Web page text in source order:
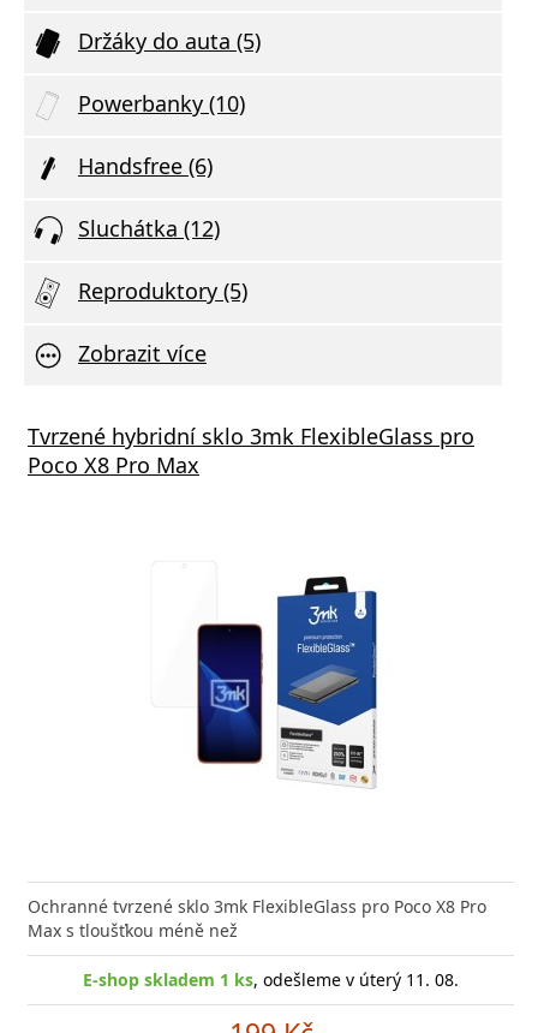
Držáky do auta (5)
Powerbanky (10)
Handsfree (6)
Sluchátka (12)
Reproduktory (5)
Zobrazit více
Tvrzené hybridní sklo 3mk FlexibleGlass pro
Poco X8 Pro Max
Ochranné tvrzené sklo 3mk FlexibleGlass pro Poco X8 Pro
Max s tloušťkou méně než
E-shop skladem 1 ks, odešleme v úterý 11. 08.
kabel Swissten USB-C/USB-C 5A (100W)
2m, černá
odolný a kvalitní kabel s koncovkou ve tvaru L a
proudem 5 A, ideální
skladem > 10 ks, odešleme v úterý 11. 08.
Audio Combo 3v1
Audio Combo 3v1 JEDNO balení, TŘI produkty
zvuková výbava pro